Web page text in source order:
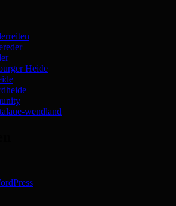
Heide
wendland